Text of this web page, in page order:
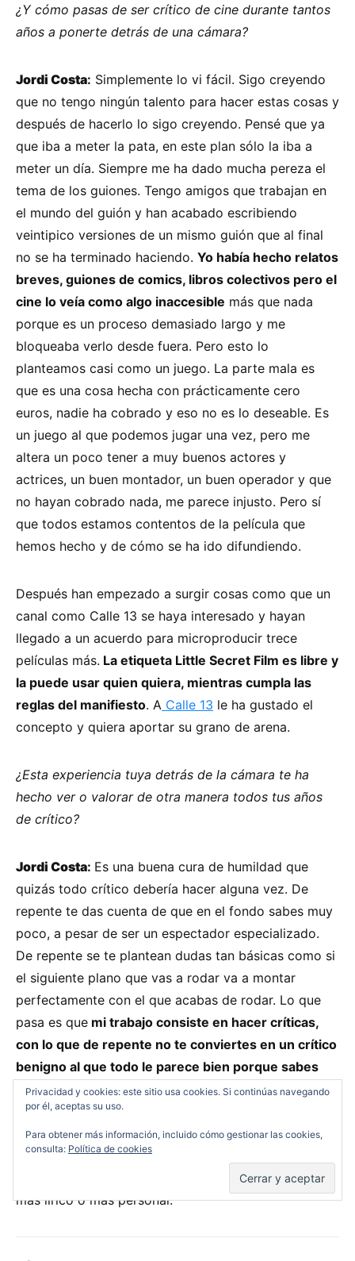
¿Y cómo pasas de ser crítico de cine durante tantos
años a ponerte detrás de una cámara?
Jordi Costa: Simplemente lo vi fácil. Sigo creyendo
que no tengo ningún talento para hacer estas cosas y
después de hacerlo lo sigo creyendo. Pensé que ya
que iba a meter la pata, en este plan sólo la iba a
meter un día. Siempre me ha dado mucha pereza el
tema de los guiones. Tengo amigos que trabajan en
el mundo del guión y han acabado escribiendo
veintipico versiones de un mismo guión que al final
no se ha terminado haciendo. Yo había hecho relatos
breves, guiones de comics, libros colectivos pero el
cine lo veía como algo inaccesible más que nada
porque es un proceso demasiado largo y me
bloqueaba verlo desde fuera. Pero esto lo
planteamos casi como un juego. La parte mala es
que es una cosa hecha con prácticamente cero
euros, nadie ha cobrado y eso no es lo deseable. Es
un juego al que podemos jugar una vez, pero me
altera un poco tener a muy buenos actores y
actrices, un buen montador, un buen operador y que
no hayan cobrado nada, me parece injusto. Pero sí
que todos estamos contentos de la película que
hemos hecho y de cómo se ha ido difundiendo.
Después han empezado a surgir cosas como que un
canal como Calle 13 se haya interesado y hayan
llegado a un acuerdo para microproducir trece
películas más. La etiqueta Little Secret Film es libre y
la puede usar quien quiera, mientras cumpla las
reglas del manifiesto. A Calle 13 le ha gustado el
concepto y quiera aportar su grano de arena.
¿Esta experiencia tuya detrás de la cámara te ha
hecho ver o valorar de otra manera todos tus años
de crítico?
Jordi Costa: Es una buena cura de humildad que
quizás todo crítico debería hacer alguna vez. De
repente te das cuenta de que en el fondo sabes muy
poco, a pesar de ser un espectador especializado.
De repente se te plantean dudas tan básicas como si
el siguiente plano que vas a rodar va a montar
perfectamente con el que acabas de rodar. Lo que
pasa es que mi trabajo consiste en hacer críticas,
con lo que de repente no te conviertes en un crítico
benigno al que todo le parece bien porque sabes
que es muy complicado . Al contrario, al haberlo
hecho te preguntas si realmente no sería más fácil
que viésemos más películas personales si el
entramado industrial no comprometiera tanto. Luego
como espectador echas de menos un cine más libre,
más lírico o más personal.
Privacidad y cookies: este sitio usa cookies. Si continúas navegando
por él, aceptas su uso.
Para obtener más información, incluido cómo gestionar las cookies,
consulta: Política de cookies